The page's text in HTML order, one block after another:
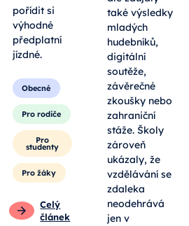
pořídit si
výhodné
předplatní
jízdné.
Obecné
Pro rodiče
Pro
studenty
Pro žáky
Celý
článek
také výsledky
mladých
hudebníků,
digitální
soutěže,
závěrečné
zkoušky nebo
zahraniční
stáže. Školy
zároveň
ukázaly, že
vzdělávání se
zdaleka
neodehrává
jen v